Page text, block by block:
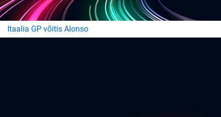
Itaalia GP võitis Alonso